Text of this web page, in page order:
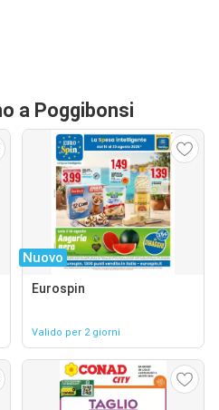
a Poggibonsi
Nuovo
Eurospin
Valido per 2 giorni